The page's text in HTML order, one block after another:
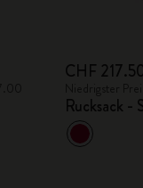
CHF
Rucksack -